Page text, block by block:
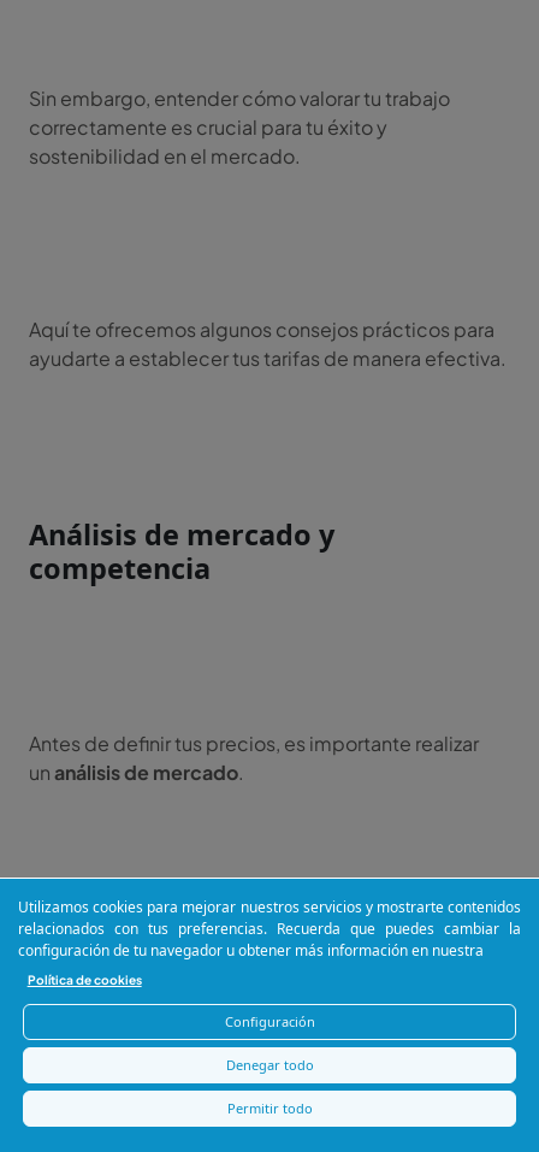
Sin embargo, entender cómo valorar tu trabajo
correctamente es crucial para tu éxito y
sostenibilidad en el mercado.
Aquí te ofrecemos algunos consejos prácticos para
ayudarte a establecer tus tarifas de manera efectiva.
Análisis de mercado y
competencia
Antes de definir tus precios, es importante realizar
unanálisis de mercado.
Investiga lo que otros redactores con habilidades y
experiencia similares están cobrando por su trabajo.
Utilizamos cookies para mejorar nuestros servicios y mostrarte contenidos
relacionados con tus preferencias. Recuerda que puedes cambiar la
configuración de tu navegador u obtener más información en nuestra
Política de cookies
Configuración
Denegar todo
Permitir todo